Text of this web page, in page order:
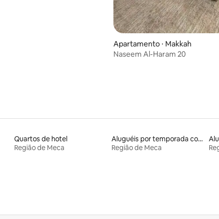
Apartamento ⋅ Makkah
Naseem Al-Haram 20
Quartos de hotel
Região de Meca
Aluguéis por temporada com acesso ao lago
Região de Meca